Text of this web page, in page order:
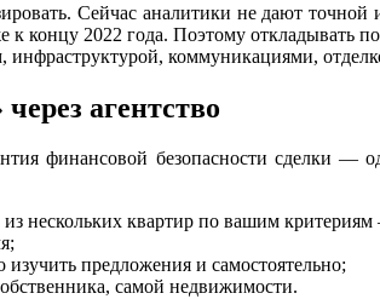
Сейчас аналитики не дают
концу 2022 года. Поэтому откладывать
инфраструктурой, коммуникациями,
агентство
финансовой безопасности сделки —
нескольких квартир по вашим
предложения и самостоятельно;
самой недвижимости.